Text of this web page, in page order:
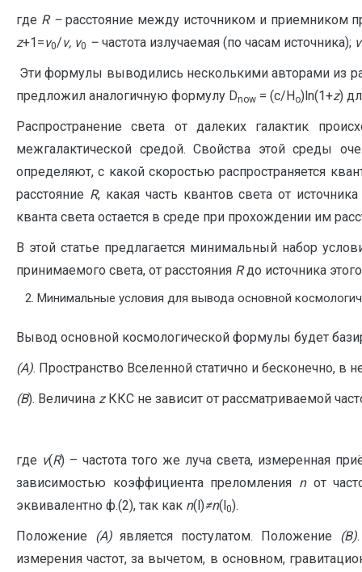
где R–расстояние между источником и приемником
z+1=ν0/ν, ν0 – частота излучаемая (по часам источника); ν
Эти формулы выводились несколькими авторами из
предложил аналогичную формулу Dnow = (c/Ho)ln(1+z)
Распространение света от далеких галактик
межгалактической средой. Свойства этой среды
определяют, с какой скоростью распространяется
расстояние R, какая часть квантов света от
кванта света остается в среде при прохождении им
В этой статье предлагается минимальный набор
принимаемого света, от расстояния Rдо источника
Минимальные условия для вывода основной
Вывод основной космологической формулы будет
(A). Пространство Вселенной статично и бесконечно,
(B). Величина zККС не зависит от рассматриваемой
где ν(R) – частота того же луча света, измеренная
зависимостью коэффициента преломления nот
эквивалентно ф.(2), так как n(l)≠n(l 0).
Положение (A)является постулатом. Положение (B)
измерения частот, за вычетом, в основном,